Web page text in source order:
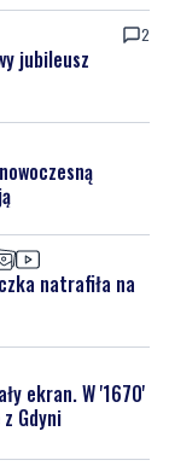
2
jubileusz
natrafiła na
ekran. W '1670'
Gdyni